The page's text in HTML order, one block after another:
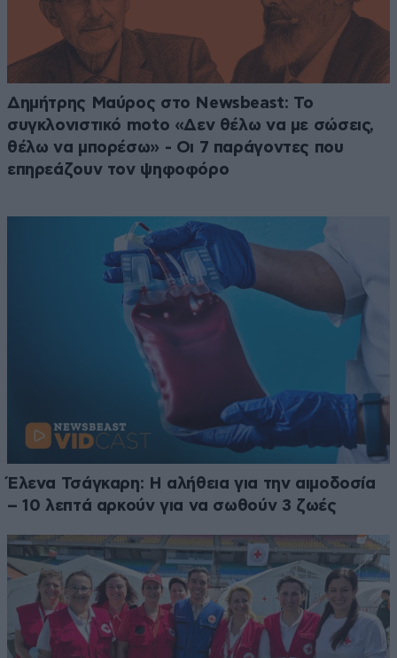
Δημήτρης Μαύρος στο Newsbeast: Το
συγκλονιστικό moto «Δεν θέλω να με σώσεις,
θέλω να μπορέσω» - Οι 7 παράγοντες που
επηρεάζουν τον ψηφοφόρο
Έλενα Τσάγκαρη: Η αλήθεια για την αιμοδοσία
– 10 λεπτά αρκούν για να σωθούν 3 ζωές